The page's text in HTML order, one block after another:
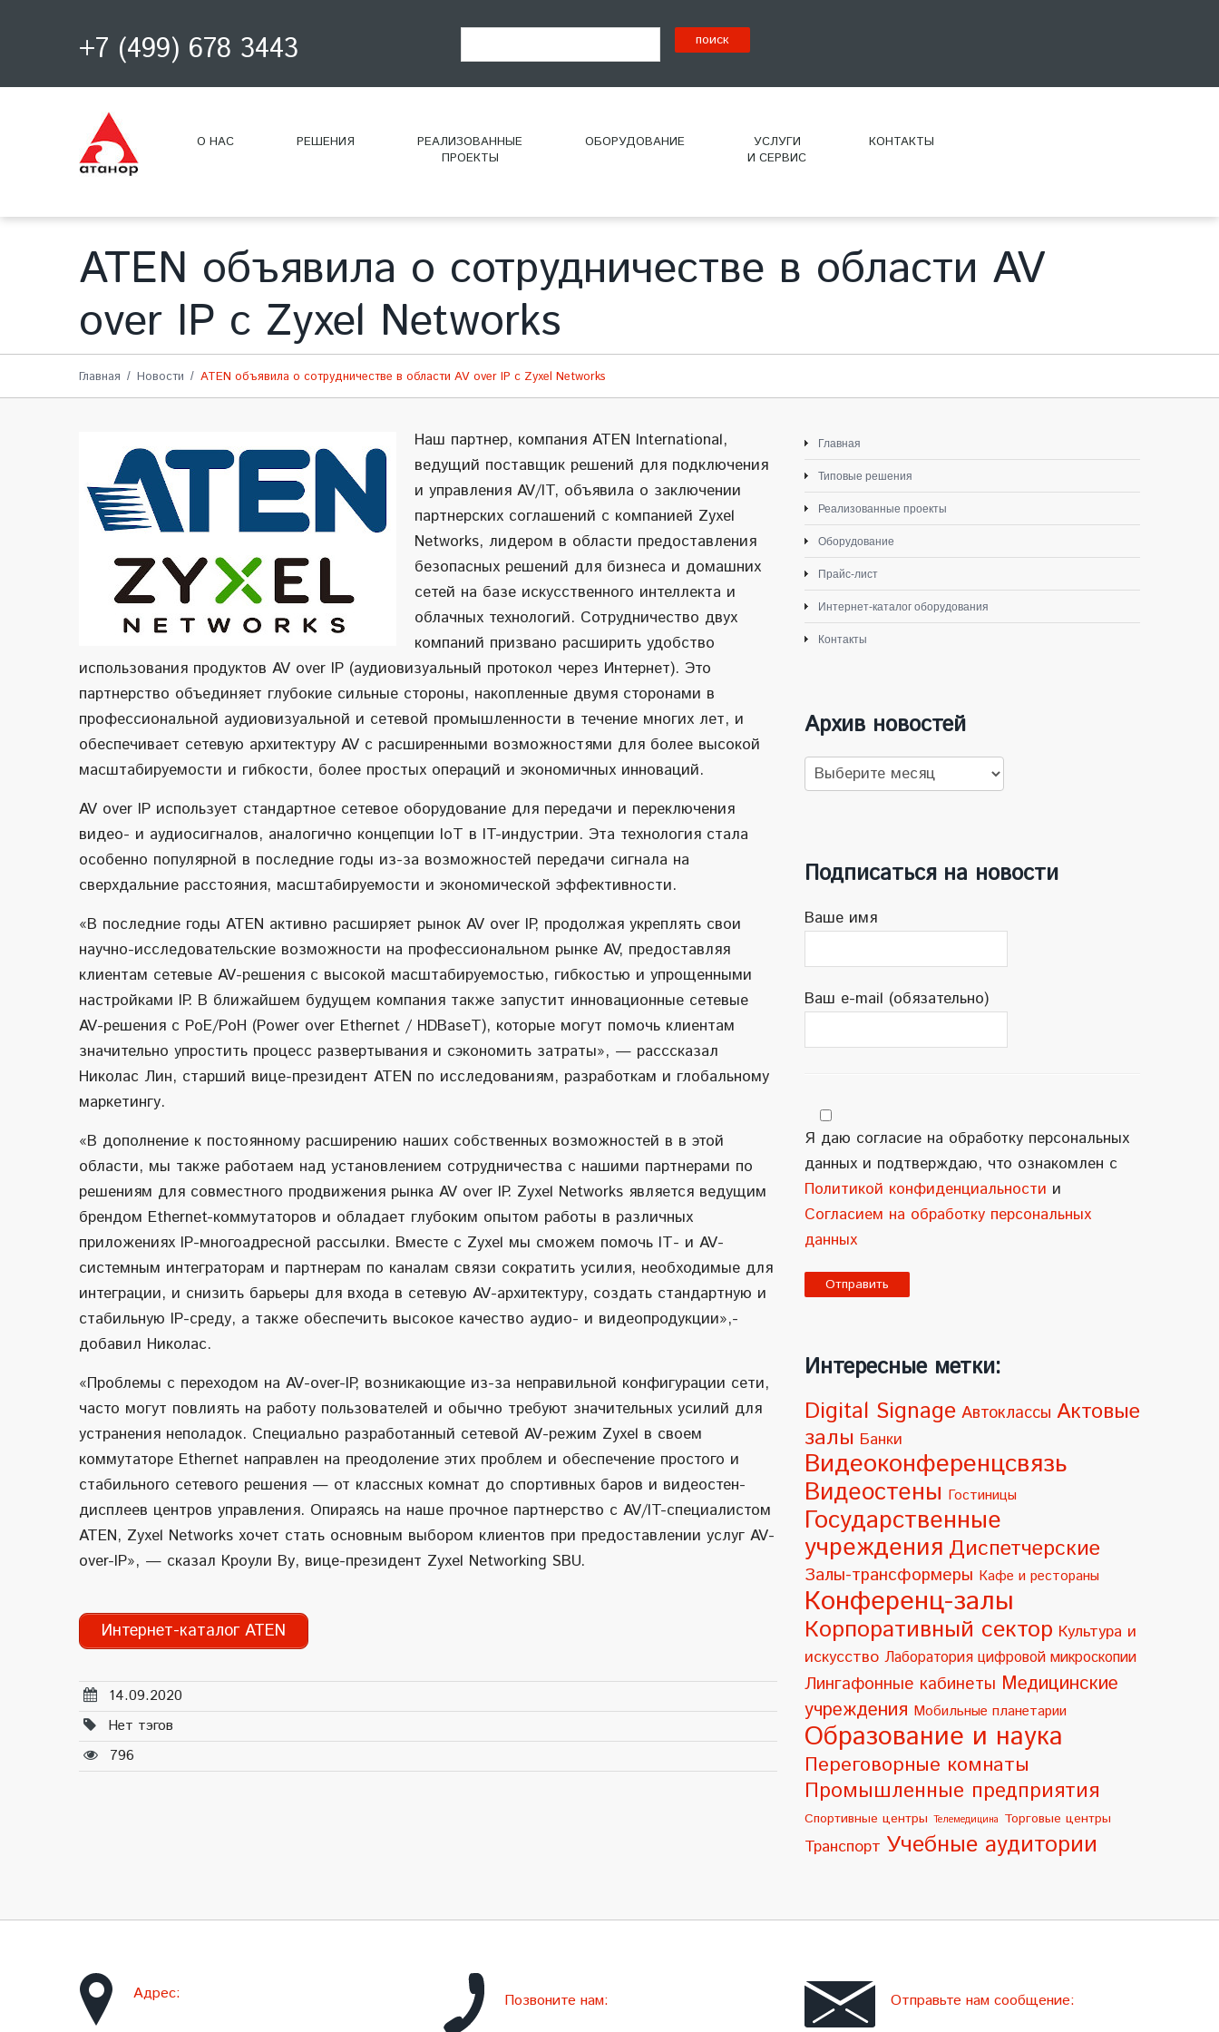
+7 (499) 678 3443
О НАС РЕШЕНИЯ
РЕАЛИЗОВАННЫЕ
ПРОЕКТЫ
ОБОРУДОВАНИЕ
УСЛУГИ
И СЕРВИС
КОНТАКТЫ
ATEN объявила о сотрудничестве в области AV
over IP с Zyxel Networks
Главная Новости ATEN объявила о сотрудничестве в области AV over IP с Zyxel Networks
Наш партнер, компания ATEN International,
ведущий поставщик решений для подключения
и управления AV/IT, объявила о заключении
партнерских соглашений с компанией Zyxel
Networks, лидером в области предоставления
безопасных решений для бизнеса и домашних
сетей на базе искусственного интеллекта и
облачных технологий. Сотрудничество двух
компаний призвано расширить удобство
использования продуктов AV over IP (аудиовизуальный протокол через Интернет). Это
партнерство объединяет глубокие сильные стороны, накопленные двумя сторонами в
профессиональной аудиовизуальной и сетевой промышленности в течение многих лет, и
обеспечивает сетевую архитектуру AV с расширенными возможностями для более высокой
масштабируемости и гибкости, более простых операций и экономичных инноваций.
AV over IP использует стандартное сетевое оборудование для передачи и переключения
видео- и аудиосигналов, аналогично концепции IoT в IT-индустрии. Эта технология стала
особенно популярной в последние годы из-за возможностей передачи сигнала на
сверхдальние расстояния, масштабируемости и экономической эффективности.
«В последние годы ATEN активно расширяет рынок AV over IP, продолжая укреплять свои
научно-исследовательские возможности на профессиональном рынке AV, предоставляя
клиентам сетевые AV-решения с высокой масштабируемостью, гибкостью и упрощенными
настройками IP. В ближайшем будущем компания также запустит инновационные сетевые
AV-решения с PoE/PoH (Power over Ethernet / HDBaseT), которые могут помочь клиентам
значительно упростить процесс развертывания и сэкономить затраты», — расссказал
Николас Лин, старший вице-президент ATEN по исследованиям, разработкам и глобальному
маркетингу.
«В дополнение к постоянному расширению наших собственных возможностей в в этой
области, мы также работаем над установлением сотрудничества с нашими партнерами по
решениям для совместного продвижения рынка AV over IP. Zyxel Networks является ведущим
брендом Ethernet-коммутаторов и обладает глубоким опытом работы в различных
приложениях IP-многоадресной рассылки. Вместе с Zyxel мы сможем помочь IТ- и AV-
системным интеграторам и партнерам по каналам связи сократить усилия, необходимые для
интеграции, и снизить барьеры для входа в сетевую AV-архитектуру, создать стандартную и
стабильную IP-среду, а также обеспечить высокое качество аудио- и видеопродукции»,-
добавил Николас.
«Проблемы с переходом на AV-over-IP, возникающие из-за неправильной конфигурации сети,
часто могут повлиять на работу пользователей и обычно требуют значительных усилий для
устранения неполадок. Специально разработанный сетевой AV-режим Zyxel в своем
коммутаторе Ethernet направлен на преодоление этих проблем и обеспечение простого и
стабильного сетевого решения — от классных комнат до спортивных баров и видеостен-
дисплеев центров управления. Опираясь на наше прочное партнерство с AV/IT-специалистом
ATEN, Zyxel Networks хочет стать основным выбором клиентов при предоставлении услуг AV-
over-IP», — сказал Кроули Ву, вице-президент Zyxel Networking SBU.
Интернет-каталог ATEN
14.09.2020
Нет тэгов
796
Главная
Типовые решения
Реализованные проекты
Оборудование
Прайс-лист
Интернет-каталог оборудования
Контакты
Архив новостей
Архив
новостей
Подписаться на новости
Ваше имя
Ваш e-mail (обязательно)
Я даю согласие на обработку персональных
данных и подтверждаю, что ознакомлен с
Политикой конфиденциальности и
Согласием на обработку персональных
данных
l
t
e
r
n
a
t
i
v
e
:
Интересные метки:
Digital Signage Автоклассы Актовые
залы Банки
Видеоконференцсвязь
Видеостены Гостиницы
Государственные
учреждения Диспетчерские
Залы-трансформеры Кафе и рестораны
Конференц-залы
Корпоративный сектор Культура и
искусство Лаборатория цифровой микроскопии
Лингафонные кабинеты Медицинские
учреждения Мобильные планетарии
Образование и наука
Переговорные комнаты
Промышленные предприятия
Спортивные центры Телемедицина Торговые центры
Транспорт Учебные аудитории
Адрес: Позвоните нам: Отправьте нам сообщение: